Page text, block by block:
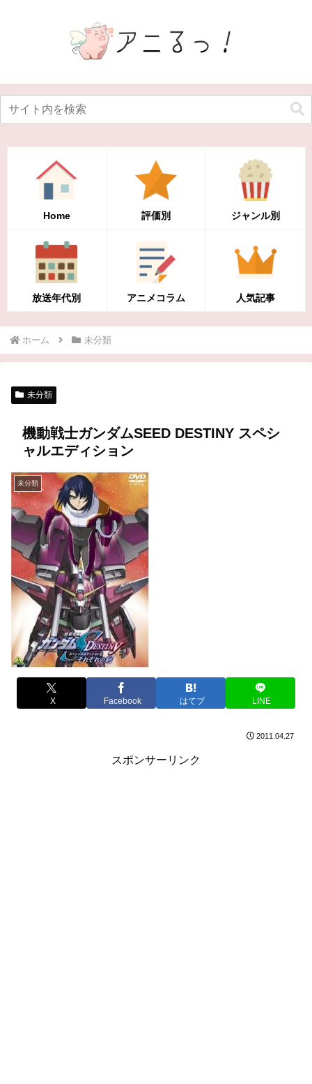
Home 評価別 ジャンル別
放送年代別 アニメコラム 人気記事
ホーム 未分類
未分類
機動戦士ガンダムSEED DESTINY スペシ
ャルエディション
未分類
X Facebook はてブ LINE
2011.04.27
スポンサーリンク